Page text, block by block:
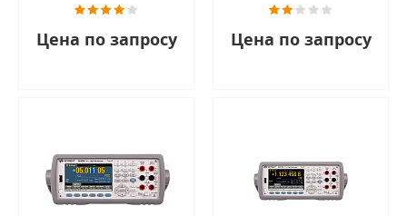
Цена по запросу Цена по запросу